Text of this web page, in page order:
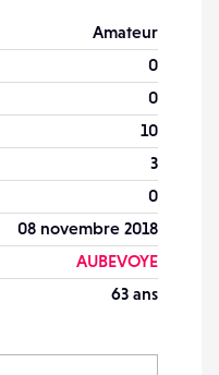
Amateur
0
0
10
3
0
08 novembre 2018
AUBEVOYE
63 ans